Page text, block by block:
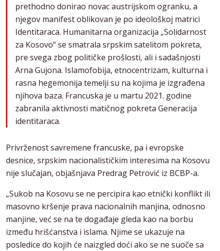
prethodno donirao novac austrijskom ogranku, a
njegov manifest oblikovan je po ideološkoj matrici
Identitaraca. Humanitarna organizacija „Solidarnost
za Kosovo“ se smatrala srpskim satelitom pokreta,
pre svega zbog političke prošlosti, ali i sadašnjosti
Arna Gujona. Islamofobija, etnocentrizam, kulturna i
rasna hegemonija temelji su na kojima je izgrađena
njihova baza. Francuska je u martu 2021. godine
zabranila aktivnosti matičnog pokreta Generacija
identitaraca.
Privrženost savremene francuske, pa i evropske
desnice, srpskim nacionalističkim interesima na Kosovu
nije slučajan, objašnjava Predrag Petrović iz BCBP-a.
„Sukob na Kosovu se ne percipira kao etnički konflikt ili
masovno kršenje prava nacionalnih manjina, odnosno
manjine, već se na te događaje gleda kao na borbu
između hrišćanstva i islama. Njime se ukazuje na
posledice do kojih će naizgled doći ako se ne suoče sa